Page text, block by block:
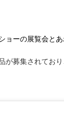
ョーの展覧会と
が募集されてお